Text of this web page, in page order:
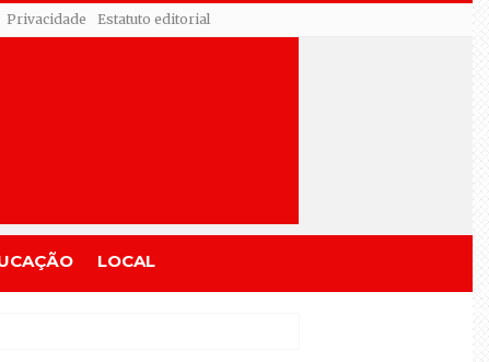
Privacidade Estatuto editorial
LOCAL